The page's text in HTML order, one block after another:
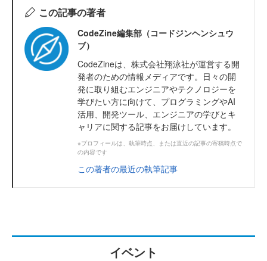
この記事の著者
CodeZine編集部（コードジンヘンシュウ
ブ）
CodeZineは、株式会社翔泳社が運営する開
発者のための情報メディアです。日々の開
発に取り組むエンジニアやテクノロジーを
学びたい方に向けて、プログラミングやAI
活用、開発ツール、エンジニアの学びとキ
ャリアに関する記事をお届けしています。
※プロフィールは、執筆時点、または直近の記事の寄稿時点で
の内容です
この著者の最近の執筆記事
イベント